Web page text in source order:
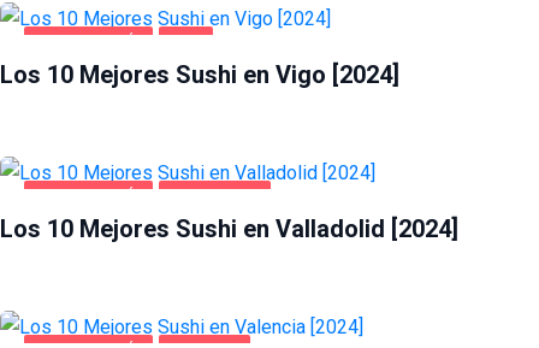
GASTRONOMÍA VIGO
Los 10 Mejores Sushi en Vigo [2024]
GASTRONOMÍA VALLADOLID
Los 10 Mejores Sushi en Valladolid [2024]